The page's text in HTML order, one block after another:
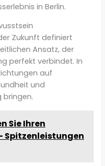
in Berlin.
Zukunft definiert
Ansatz, der
perfekt verbindet. In
auf
und
bringen.
Sie Ihren
Spitzenleistungen